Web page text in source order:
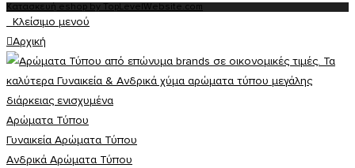
Κατασκευή eshop by TopLevelWebsite.com
Κλείσιμο μενού
Αρχική
Αρώματα Τύπου
Γυναικεία Αρώματα Τύπου
Ανδρικά Αρώματα Τύπου